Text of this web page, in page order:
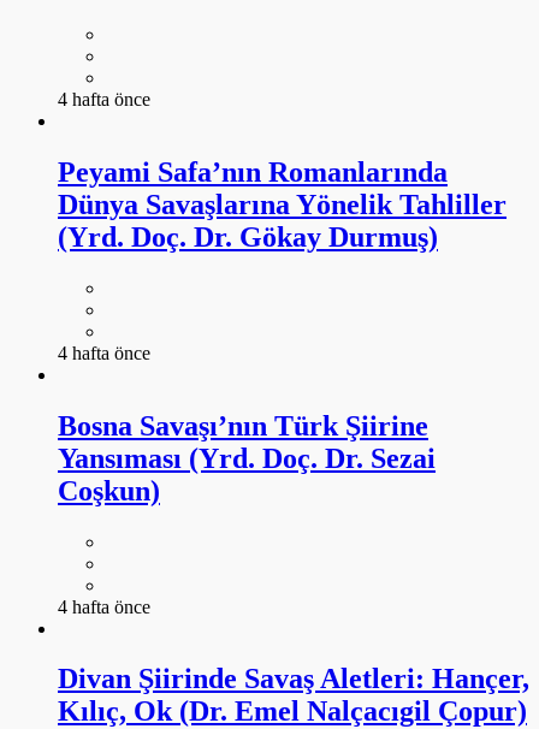
4 hafta önce
Peyami Safa’nın Romanlarında
Dünya Savaşlarına Yönelik Tahliller
(Yrd. Doç. Dr. Gökay Durmuş)
4 hafta önce
Bosna Savaşı’nın Türk Şiirine
Yansıması (Yrd. Doç. Dr. Sezai
Coşkun)
4 hafta önce
Divan Şiirinde Savaş Aletleri: Hançer,
Kılıç, Ok (Dr. Emel Nalçacıgil Çopur)